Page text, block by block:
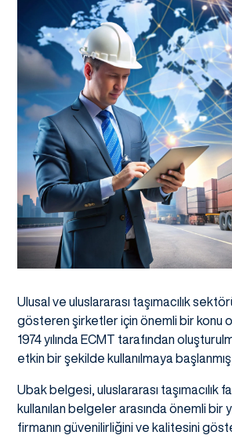
Ulusal ve uluslararası taşımacılık
gösteren şirketler için önemli bir konu
1974 yılında ECMT tarafından
etkin bir şekilde kullanılmaya
Ubak belgesi, uluslararası taşımacılık
kullanılan belgeler arasında önemli bir
firmanın güvenilirliğini ve kalitesini